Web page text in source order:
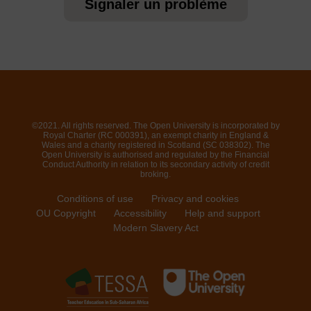
Signaler un problème
©2021. All rights reserved. The Open University is incorporated by
Royal Charter (RC 000391), an exempt charity in England &
Wales and a charity registered in Scotland (SC 038302). The
Open University is authorised and regulated by the Financial
Conduct Authority in relation to its secondary activity of credit
broking.
Conditions of use
Privacy and cookies
OU Copyright
Accessibility
Help and support
Modern Slavery Act